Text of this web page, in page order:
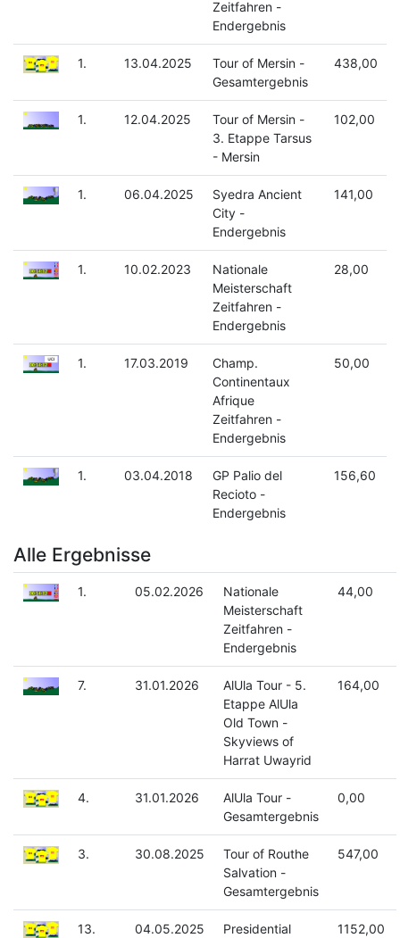
Zeitfahren -
Endergebnis
1. 13.04.2025
Tour of Mersin -
Gesamtergebnis
438,00
1. 12.04.2025
Tour of Mersin -
3. Etappe Tarsus
- Mersin
102,00
1. 06.04.2025
Syedra Ancient
City -
Endergebnis
141,00
1. 10.02.2023
Nationale
Meisterschaft
Zeitfahren -
Endergebnis
28,00
1. 17.03.2019
Champ.
Continentaux
Afrique
Zeitfahren -
Endergebnis
50,00
1. 03.04.2018
GP Palio del
Recioto -
Endergebnis
156,60
Alle Ergebnisse
1. 05.02.2026
Nationale
Meisterschaft
Zeitfahren -
Endergebnis
44,00
7. 31.01.2026
AlUla Tour - 5.
Etappe AlUla
Old Town -
Skyviews of
Harrat Uwayrid
164,00
4. 31.01.2026
AlUla Tour -
Gesamtergebnis
0,00
3. 30.08.2025
Tour of Routhe
Salvation -
Gesamtergebnis
547,00
13. 04.05.2025 Presidential 1152,00